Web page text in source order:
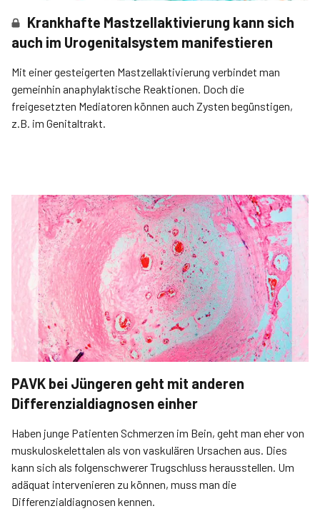
Krankhafte Mastzellaktivierung kann sich
auch im Urogenitalsystem manifestieren
Mit einer gesteigerten Mastzellaktivierung verbindet man
gemeinhin anaphylaktische Reaktionen. Doch die
freigesetzten Mediatoren können auch Zysten begünstigen,
z.B. im Genitaltrakt.
PAVK bei Jüngeren geht mit anderen
Differenzialdiagnosen einher
Haben junge Patienten Schmerzen im Bein, geht man eher von
muskuloskelettalen als von vaskulären Ursachen aus. Dies
kann sich als folgenschwerer Trugschluss herausstellen. Um
adäquat intervenieren zu können, muss man die
Differenzialdiagnosen kennen.